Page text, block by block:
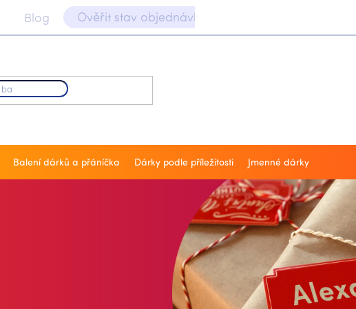
Blog Ověřit stav objednávky 📝
Balení dárků a přáníčka Dárky podle příležitosti Jmenné dárky